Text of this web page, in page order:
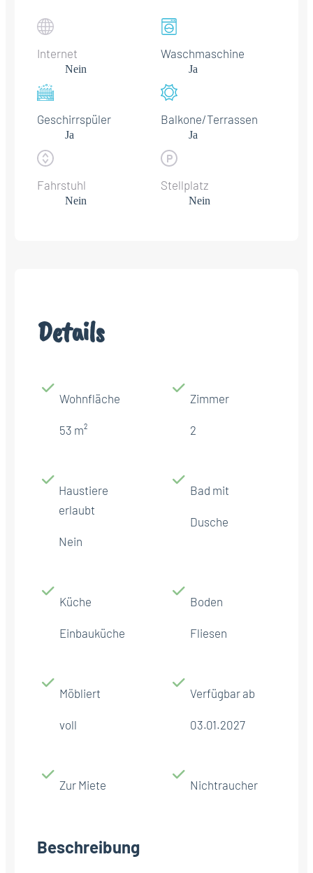
Internet
Nein
Waschmaschine
Ja
Geschirrspüler
Ja
Balkone/Terrassen
Ja
Fahrstuhl
Nein
Stellplatz
Nein
Details
Wohnfläche
53 m²
Zimmer
2
Haustiere
erlaubt
Nein
Bad mit
Dusche
Küche
Einbauküche
Boden
Fliesen
Möbliert
voll
Verfügbar ab
03.01.2027
Zur Miete Nichtraucher
Beschreibung